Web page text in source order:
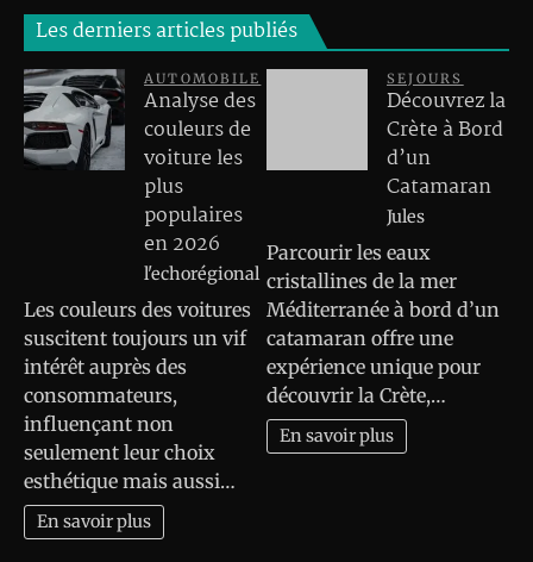
Les derniers articles publiés
AUTOMOBILE
Analyse des
couleurs de
voiture les
plus
populaires
en 2026
l'echorégional
Les couleurs des voitures
suscitent toujours un vif
intérêt auprès des
consommateurs,
influençant non
seulement leur choix
esthétique mais aussi…
En savoir plus
SEJOURS
Découvrez la
Crète à Bord
d’un
Catamaran
Jules
Parcourir les eaux
cristallines de la mer
Méditerranée à bord d’un
catamaran offre une
expérience unique pour
découvrir la Crète,…
En savoir plus